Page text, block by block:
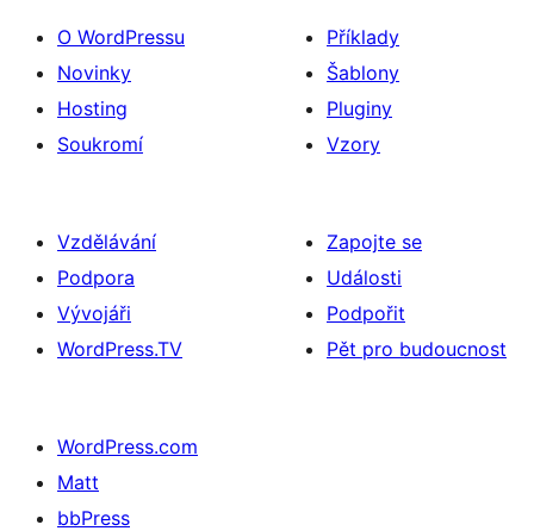
O WordPressu
Novinky
Hosting
Soukromí
Příklady
Šablony
Pluginy
Vzory
Vzdělávání
Podpora
Vývojáři
WordPress.TV
Zapojte se
Události
Podpořit
Pět pro budoucnost
WordPress.com
Matt
bbPress